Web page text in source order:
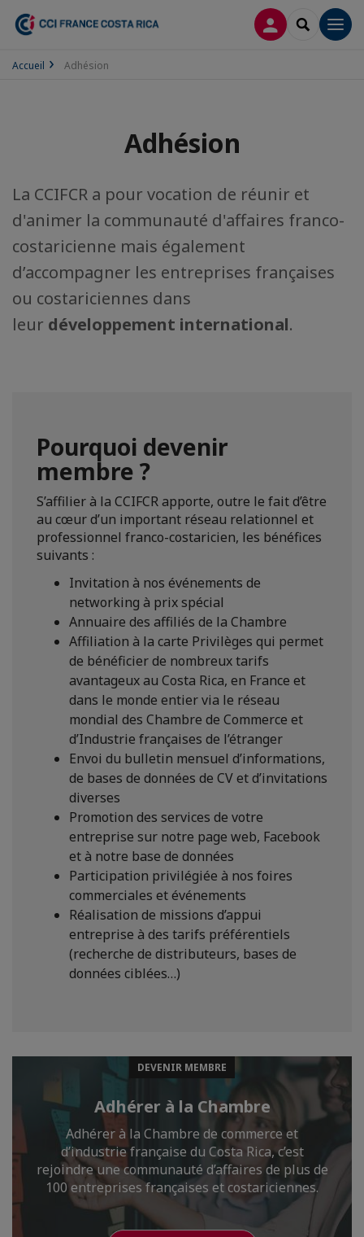
CONNEXION
Accueil Adhésion
Adhésion
La CCIFCR a pour vocation de réunir et
d'animer la communauté d'affaires franco-
costaricienne mais également
d’accompagner les entreprises françaises
ou costariciennes dans
leur développement international.
Pourquoi devenir
membre ?
S’affilier à la CCIFCR apporte, outre le fait d’être
au cœur d’un important réseau relationnel et
professionnel franco-costaricien, les bénéfices
suivants :
Invitation à nos événements de
networking à prix spécial
Annuaire des affiliés de la Chambre
Affiliation à la carte Privilèges qui permet
de bénéficier de nombreux tarifs
avantageux au Costa Rica, en France et
dans le monde entier via le réseau
mondial des Chambre de Commerce et
d’Industrie françaises de l’étranger
Envoi du bulletin mensuel d’informations,
de bases de données de CV et d’invitations
diverses
Promotion des services de votre
entreprise sur notre page web, Facebook
et à notre base de données
Participation privilégiée à nos foires
commerciales et événements
Réalisation de missions d’appui
entreprise à des tarifs préférentiels
(recherche de distributeurs, bases de
données ciblées…)
DEVENIR MEMBRE
Adhérer à la Chambre
Adhérer à la Chambre de commerce et
d’industrie française du Costa Rica, c’est
rejoindre une communauté d’affaires de plus de
100 entreprises françaises et costariciennes.